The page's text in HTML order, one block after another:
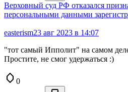
Верховный суд РФ отказался
персональными данными
easterism23 авг 2023 в 14:07
"тот самый Ипполит" на самом
Простите, не смог удержаться :)
0